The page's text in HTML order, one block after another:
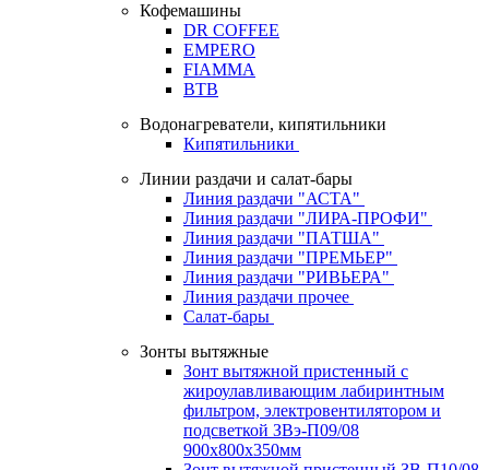
Кофемашины
DR COFFEE
EMPERO
FIAMMA
BTB
Водонагреватели, кипятильники
Кипятильники
Линии раздачи и салат-бары
Линия раздачи "АСТА"
Линия раздачи "ЛИРА-ПРОФИ"
Линия раздачи "ПАТША"
Линия раздачи "ПРЕМЬЕР"
Линия раздачи "РИВЬЕРА"
Линия раздачи прочее
Салат-бары
Зонты вытяжные
Зонт вытяжной пристенный с
жироулавливающим лабиринтным
фильтром, электровентилятором и
подсветкой ЗВэ-П09/08
900х800х350мм